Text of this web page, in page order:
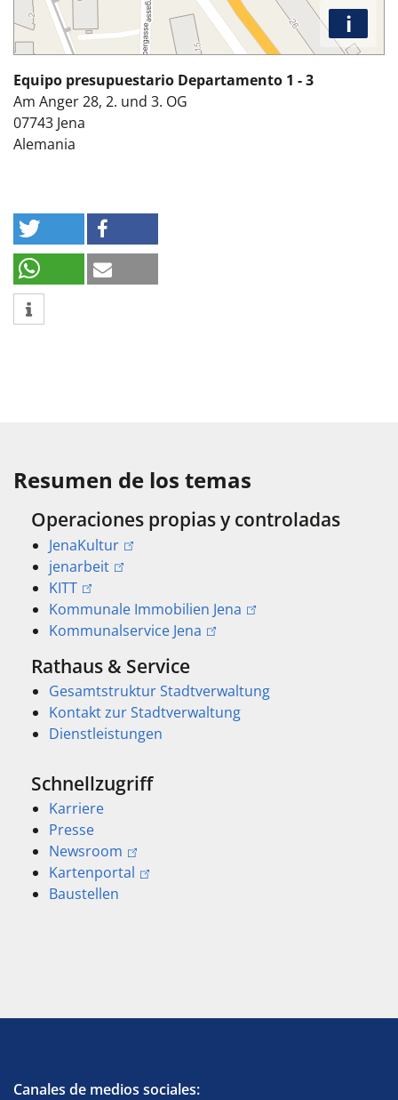
i
Equipo presupuestario Departamento 1 - 3
Am Anger 28, 2. und 3. OG
07743 Jena
Alemania
Resumen de los temas
Operaciones propias y controladas
JenaKultur
jenarbeit
KITT
Kommunale Immobilien Jena
Kommunalservice Jena
Rathaus & Service
Gesamtstruktur Stadtverwaltung
Kontakt zur Stadtverwaltung
Dienstleistungen
Schnellzugriff
Karriere
Presse
Newsroom
Kartenportal
Baustellen
Canales de medios sociales: